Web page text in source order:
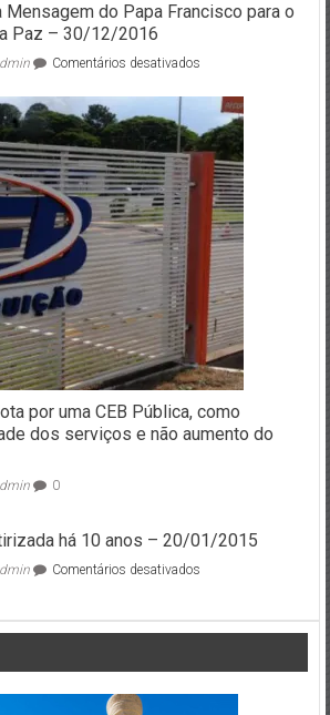
do Papa Francisco para o
Paz – 30/12/2016
Comentários desativadosem
CJP-
Brasília
e
Mensagem
do
Papa
Francisco
para
50º
Dia
Mundial
da
Paz
30/12/2016
por uma CEB Pública, como
dos serviços e não aumento do
0
há 10 anos – 20/01/2015
Comentários desativadosem
10